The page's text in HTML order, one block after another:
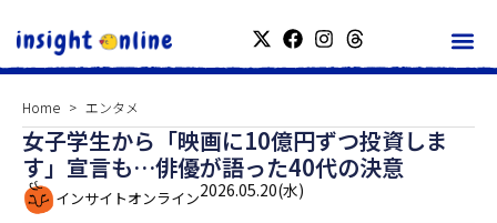
Home エンタメ
女子学生から「映画に10億円ずつ投資しま
す」宣言も…俳優が語った40代の決意
インサイトオンライン2026.05.20(水)